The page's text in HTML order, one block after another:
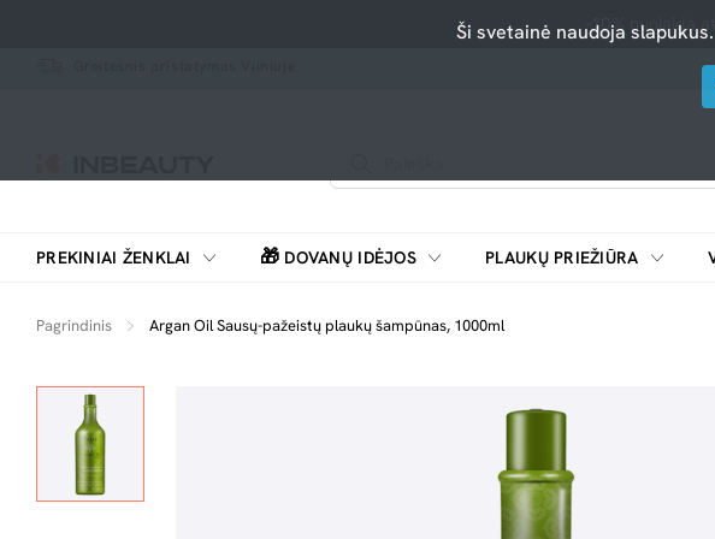
-10% nuolaida
PREKINIAI ŽENKLAI 🎁 DOVANŲ IDĖJOS PLAUKŲ PRIEŽIŪRA
Pagrindinis Argan Oil Sausų-pažeistų plaukų šampūnas, 1000ml
Ši svetainė naudoja